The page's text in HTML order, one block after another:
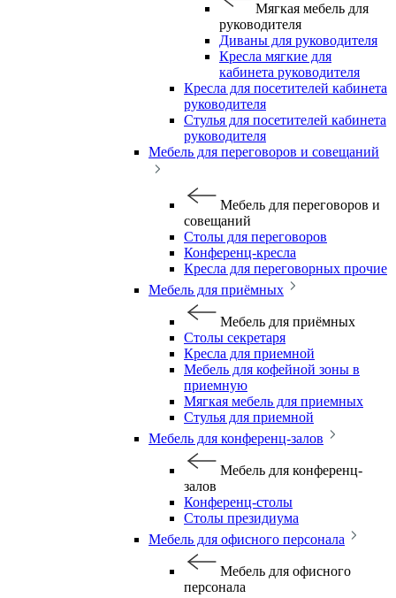
Мягкая мебель для
руководителя
Диваны для руководителя
Кресла мягкие для
кабинета руководителя
Кресла для посетителей кабинета
руководителя
Стулья для посетителей кабинета
руководителя
Мебель для переговоров и совещаний
Мебель для переговоров и
совещаний
Столы для переговоров
Конференц-кресла
Кресла для переговорных прочие
Мебель для приёмных
Мебель для приёмных
Столы секретаря
Кресла для приемной
Мебель для кофейной зоны в
приемную
Мягкая мебель для приемных
Стулья для приемной
Мебель для конференц-залов
Мебель для конференц-
залов
Конференц-столы
Столы президиума
Мебель для офисного персонала
Мебель для офисного
персонала